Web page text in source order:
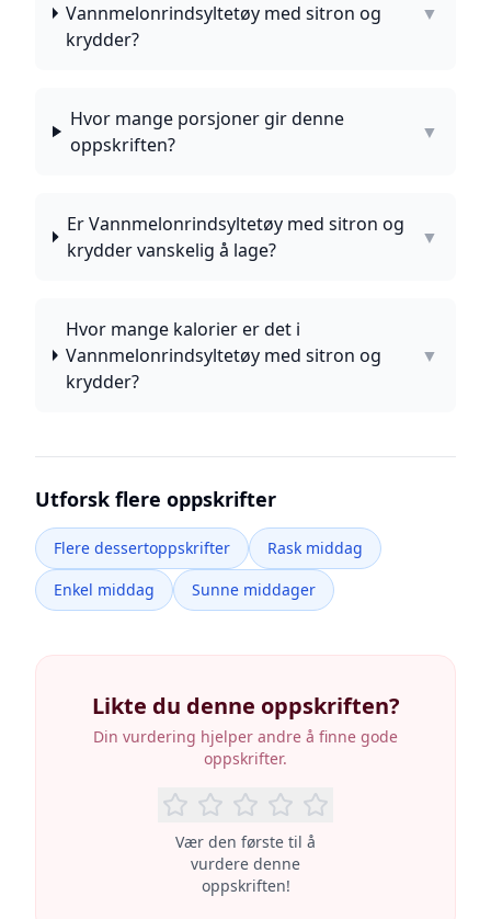
Vannmelonrindsyltetøy med sitron og
krydder?
▼
Hvor mange porsjoner gir denne
oppskriften?
▼
Er Vannmelonrindsyltetøy med sitron og
krydder vanskelig å lage?
▼
Hvor mange kalorier er det i
Vannmelonrindsyltetøy med sitron og
krydder?
▼
Utforsk flere oppskrifter
Flere dessertoppskrifter
Rask middag
Enkel middag
Sunne middager
Likte du denne oppskriften?
Din vurdering hjelper andre å finne gode
oppskrifter.
Vær den første til å
vurdere denne
oppskriften!